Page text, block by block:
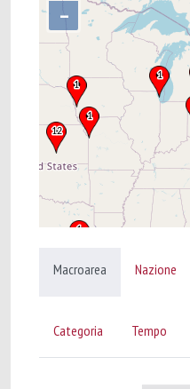
–
Macroarea Nazione
Categoria Tempo